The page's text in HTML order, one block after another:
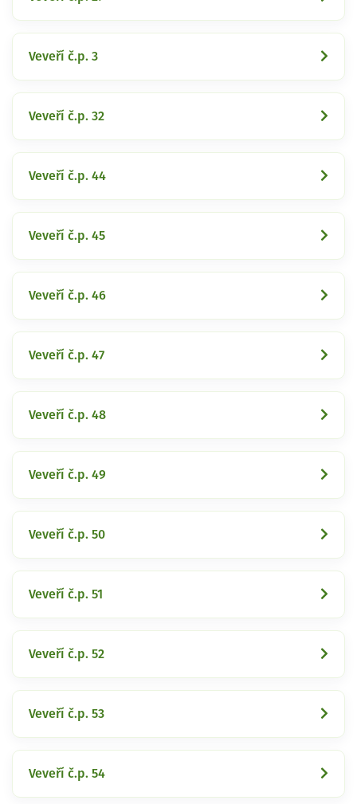
Veveří č.p. 3
Veveří č.p. 32
Veveří č.p. 44
Veveří č.p. 45
Veveří č.p. 46
Veveří č.p. 47
Veveří č.p. 48
Veveří č.p. 49
Veveří č.p. 50
Veveří č.p. 51
Veveří č.p. 52
Veveří č.p. 53
Veveří č.p. 54